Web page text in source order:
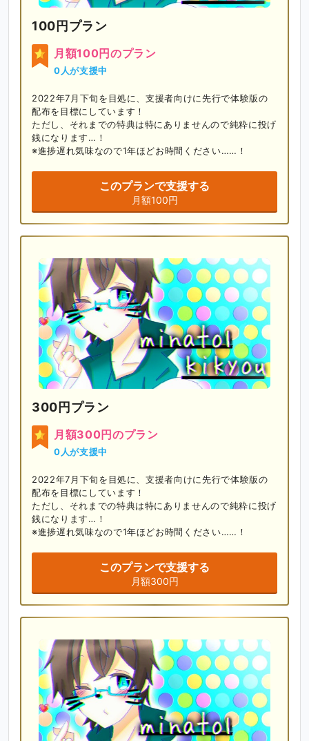
100円プラン
月額100円のプラン
0人が支援中
2022年7月下旬を目処に、支援者向けに先行で体験版の
配布を目標にしています！
ただし、それまでの特典は特にありませんので純粋に投げ
銭になります…！
※進捗遅れ気味なので1年ほどお時間ください……！
このプランで支援する
月額100円
300円プラン
月額300円のプラン
0人が支援中
2022年7月下旬を目処に、支援者向けに先行で体験版の
配布を目標にしています！
ただし、それまでの特典は特にありませんので純粋に投げ
銭になります…！
※進捗遅れ気味なので1年ほどお時間ください……！
このプランで支援する
月額300円